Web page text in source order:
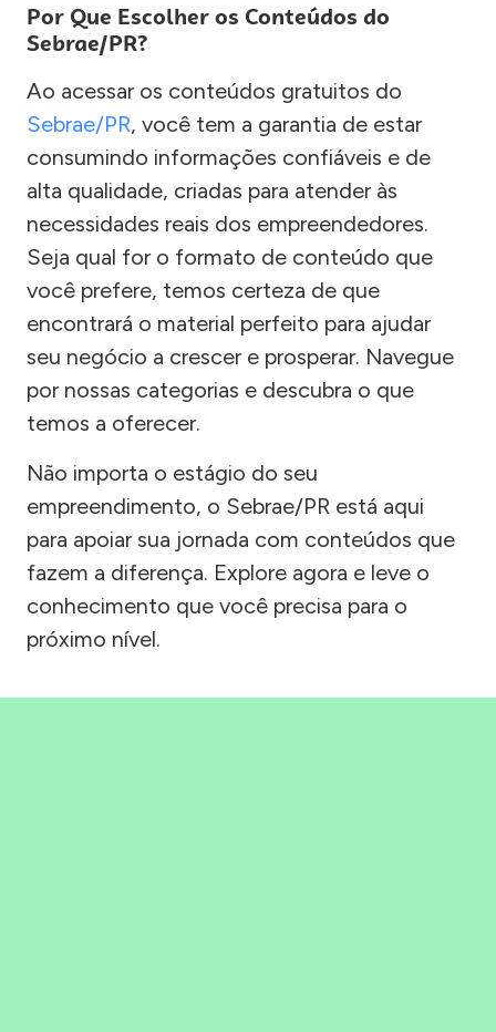
Por Que Escolher os Conteúdos do
Sebrae/PR?
Ao acessar os conteúdos gratuitos do
Sebrae/PR, você tem a garantia de estar
consumindo informações confiáveis e de
alta qualidade, criadas para atender às
necessidades reais dos empreendedores.
Seja qual for o formato de conteúdo que
você prefere, temos certeza de que
encontrará o material perfeito para ajudar
seu negócio a crescer e prosperar. Navegue
por nossas categorias e descubra o que
temos a oferecer.
Não importa o estágio do seu
empreendimento, o Sebrae/PR está aqui
para apoiar sua jornada com conteúdos que
fazem a diferença. Explore agora e leve o
conhecimento que você precisa para o
próximo nível.